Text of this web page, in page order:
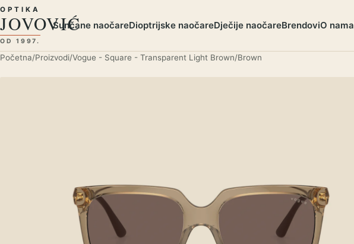
Preskoči na sadržaj
OPTIKA
JOVOVIĆ
OD 1997.
Sunčane naočareDioptrijske naočareDječije naočareBrendoviO nama
Početna/Proizvodi/Vogue - Square - Transparent Light Brown/Brown